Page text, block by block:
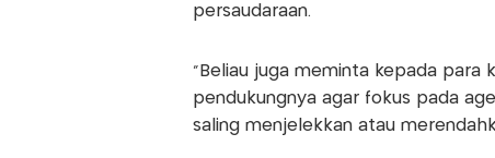
persaudaraan.
“Beliau juga meminta kepada
pendukungnya agar fokus pada
saling menjelekkan atau